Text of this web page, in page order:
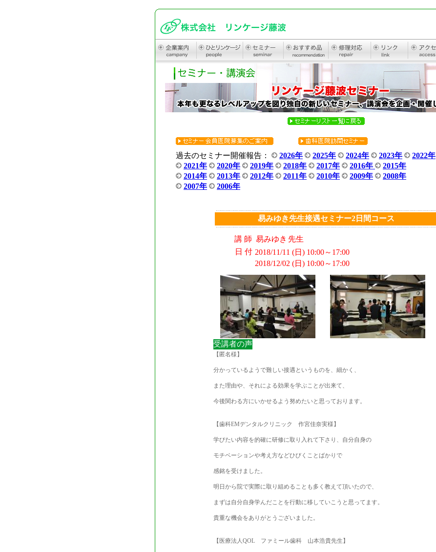
過去のセミナー開催報告： 2026年 2025年 2024年 2023年
2022年
2021年
2020年 2019年 2018年 2017年 2016年
2015年
2014年
2013年 2012年 2011年 2010年 2009年
2008年
2007年
2006年
易みゆき先生接遇セミナー2日間コース
講 師 易みゆき 先生
日 付 2018/11/11 (日) 10:00～17:00
2018/12/02 (日) 10:00～17:00
受講者の声
【匿名様】
分かっているようで難しい接遇というものを、細かく、
また理由や、それによる効果を学ぶことが出来て、
今後関わる方にいかせるよう努めたいと思っております。
【歯科EMデンタルクリニック 作宮佳奈実様】
学びたい内容を的確に研修に取り入れて下さり、自分自身の
モチベーションや考え方などひびくことばかりで
感銘を受けました。
明日から院で実際に取り組めることも多く教えて頂いたので、
まずは自分自身学んだことを行動に移していこうと思ってます。
貴重な機会をありがとうございました。
【医療法人QOL ファミール歯科 山本浩貴先生】